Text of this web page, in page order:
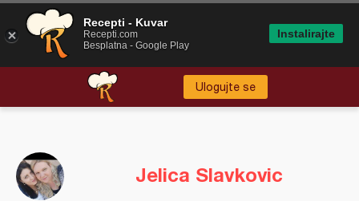
Ulogujte se
Jelica Slavkovic
Recepti - Kuvar
Recepti.com
Besplatna - Google Play
Instalirajte